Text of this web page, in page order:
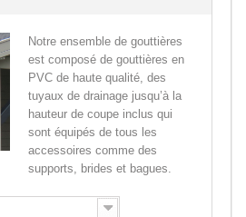
Notre ensemble de gouttières
est composé de gouttières en
PVC de haute qualité, des
tuyaux de drainage jusqu’à la
hauteur de coupe inclus qui
sont équipés de tous les
accessoires comme des
supports, brides et bagues.